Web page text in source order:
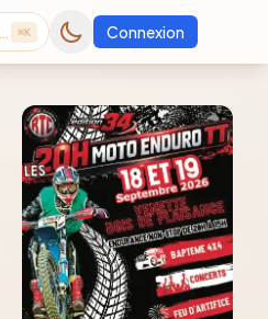
⌘K Connexion